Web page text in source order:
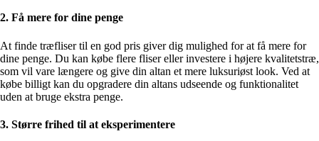
2. Få mere for dine penge
At finde træfliser til en god pris giver dig mulighed for at få mere for
dine penge. Du kan købe flere fliser eller investere i højere kvalitetstræ,
som vil vare længere og give din altan et mere luksuriøst look. Ved at
købe billigt kan du opgradere din altans udseende og funktionalitet
uden at bruge ekstra penge.
3. Større frihed til at eksperimentere